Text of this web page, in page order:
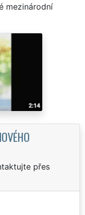
mezinárodní
přes